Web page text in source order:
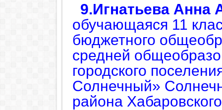
9.Игнатьева Анна
обучающаяся 11
бюджетного
средней
городского
Солнечный»
района